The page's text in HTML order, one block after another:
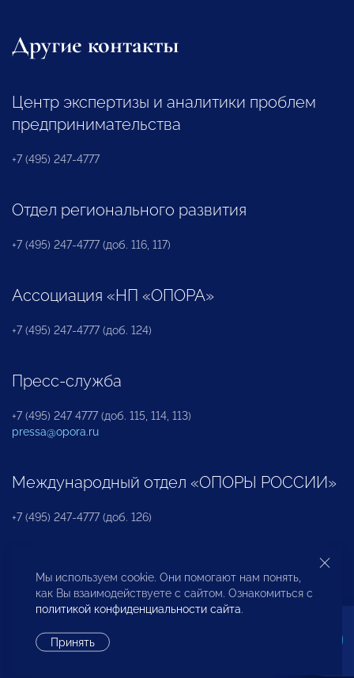
Другие контакты
Центр экспертизы и аналитики проблем
предпринимательства
+7 (495) 247-4777
Отдел регионального развития
+7 (495) 247-4777 (доб. 116, 117)
Ассоциация «НП «ОПОРА»
+7 (495) 247-4777 (доб. 124)
Пресс-служба
+7 (495) 247 4777 (доб. 115, 114, 113)
pressa@opora.ru
Международный отдел «ОПОРЫ РОССИИ»
+7 (495) 247-4777 (доб. 126)
Бюро по защите прав предпринимателей и
инвесторов
Мы используем cookie. Они помогают нам понять,
как Вы взаимодействуете с сайтом. Ознакомиться с
политикой конфиденциальности сайта.
Принять